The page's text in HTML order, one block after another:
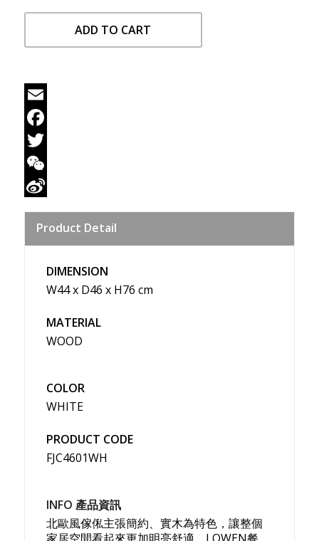
ADD TO CART
Email
Facebook
Twitter
WeChat
Weibo
Product Detail
DIMENSION
W44 x D46 x H76 cm
MATERIAL
WOOD
COLOR
WHITE
PRODUCT CODE
FJC4601WH
INFO 產品資訊
北歐風傢俬主張簡約、實木為特色，讓整個
家居空間看起來更加明亮舒適。LOWEN餐